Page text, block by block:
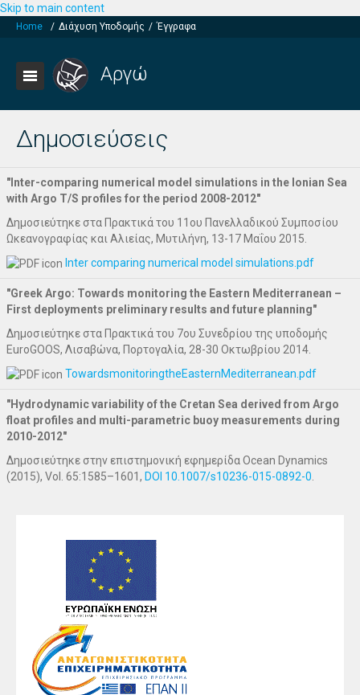
Skip to main content
Home / Διάχυση Yποδομής / Έγγραφα
Αργώ
Δημοσιεύσεις
"Inter-comparing numerical model simulations in the Ionian Sea
with Argo T/S profiles for the period 2008-2012"
Δημοσιεύτηκε στα Πρακτικά του 11ου Πανελλαδικού Συμποσίου
Ωκεανογραφίας και Αλιείας, Μυτιλήνη, 13-17 Μαΐου 2015.
Inter comparing numerical model simulations.pdf
"Greek Argo: Towards monitoring the Eastern Mediterranean –
First deployments preliminary results and future planning"
Δημοσιεύτηκε στα Πρακτικά του 7ου Συνεδρίου της υποδομής
EuroGOOS, Λισαβώνα, Πορτογαλία, 28-30 Οκτωβρίου 2014.
TowardsmonitoringtheEasternMediterranean.pdf
"Hydrodynamic variability of the Cretan Sea derived from Argo
float profiles and multi-parametric buoy measurements during
2010-2012"
Δημοσιεύτηκε στην επιστημονική εφημερίδα Ocean Dynamics
(2015), Vol. 65:1585–1601, DOI 10.1007/s10236-015-0892-0